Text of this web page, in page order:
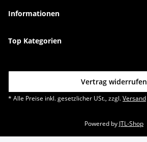
Informationen
Top Kategorien
Vertrag widerrufen
* Alle Preise inkl. gesetzlicher USt., zzgl.Versand
Powered by JTL-Shop